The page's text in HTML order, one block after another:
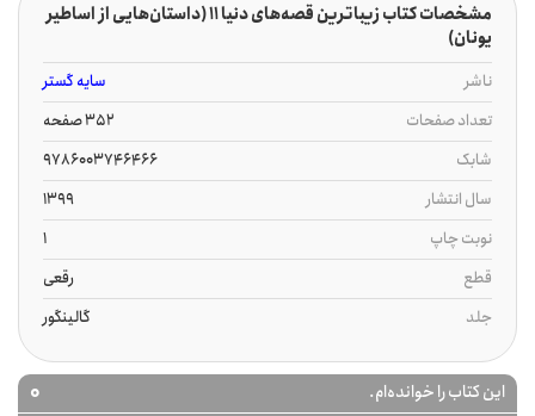
مشخصات کتاب زیباترین قصه‌های دنیا 11 (داستان‌هایی از اساطیر
یونان)
ناشر
سایه گستر
تعداد صفحات
352 صفحه
شابک
9786003746466
سال انتشار
1399
نوبت چاپ
1
قطع
رقعی
جلد
گالینگور
این کتاب را خوانده‌ام. 0